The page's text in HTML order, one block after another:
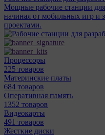
Мощные рабочие станции
начиная от мобильных игр и
проектами.
Процессоры
225 товаров
Материнcкие платы
684 товаров
Оперативная память
1352 товаров
Видеокарты
491 товаров
Жесткие диски